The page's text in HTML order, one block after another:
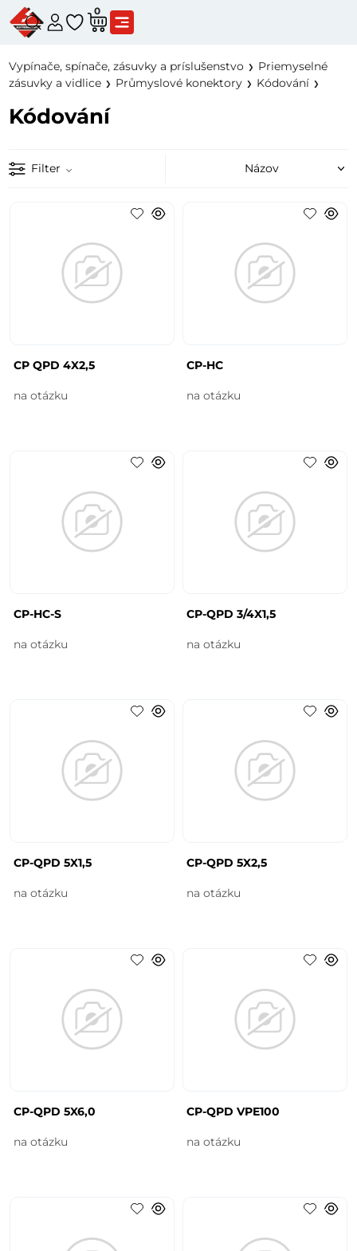
0
Vypínače, spínače, zásuvky a príslušenstvo
Priemyselné
zásuvky a vidlice
Průmyslové konektory Kódování
Kódování
Filter
CP QPD 4X2,5
na otázku
CP-HC
na otázku
CP-HC-S
na otázku
CP-QPD 3/4X1,5
na otázku
CP-QPD 5X1,5
na otázku
CP-QPD 5X2,5
na otázku
CP-QPD 5X6,0
na otázku
CP-QPD VPE100
na otázku